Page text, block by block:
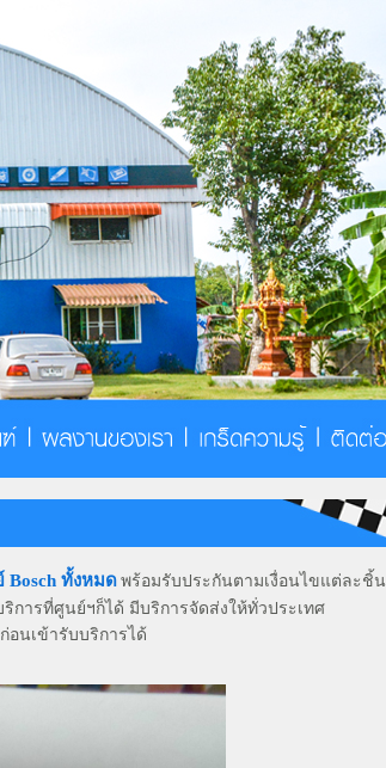
Bosch ทั้งหมด พร้อมรับประกันตามเงื่อนไขแต่ละชิ้น
การที่ศูนย์ฯก็ได้ มีบริการจัดส่งให้ทั่วประเทศ
นเข้ารับบริการได้